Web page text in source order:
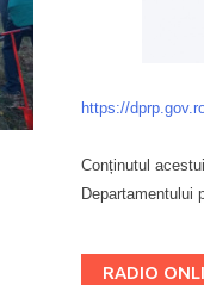
https://
Conținutul
Departamentului
RADIO